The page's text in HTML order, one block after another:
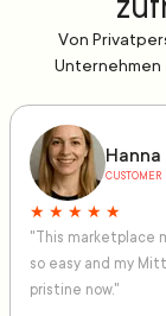
Von
Hanna
CUSTOMER
★ ★ ★ ★ ★
"This marketplace
so easy and my
pristine now."